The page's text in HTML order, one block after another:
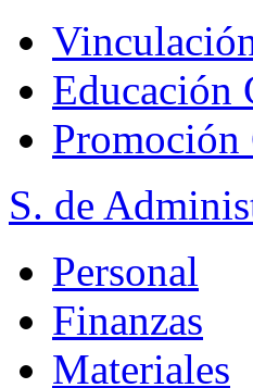
Educación
S. de
Personal
Finanzas
Materiales